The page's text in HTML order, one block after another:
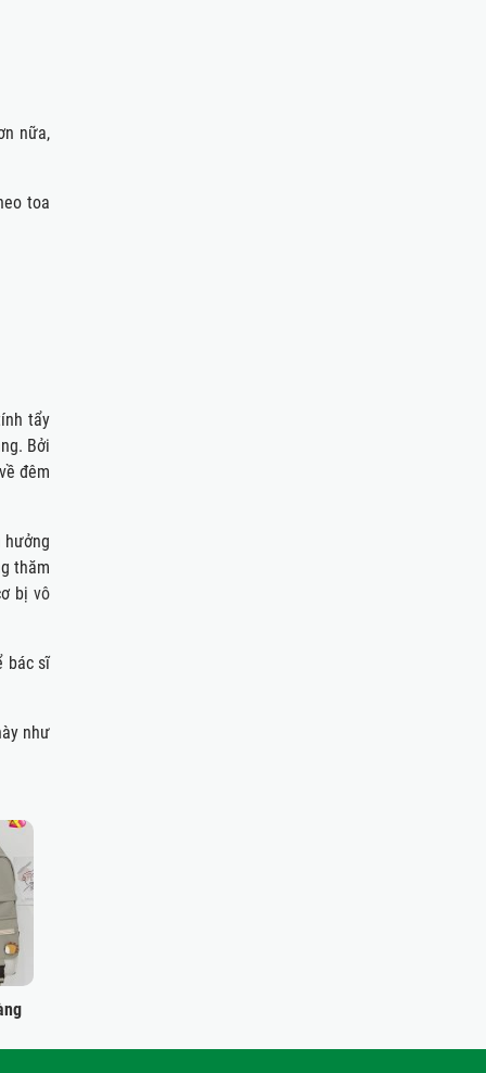
nữa,
toa
tẩy
Bởi
đêm
hưởng
thăm
bị vô
bác sĩ
như